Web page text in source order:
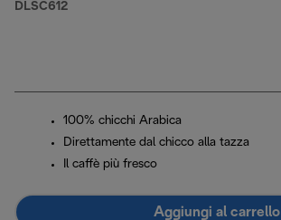
DLSC612
100% chicchi Arabica
Direttamente dal chicco alla tazza
Il caffè più fresco
Aggiungi al carrello